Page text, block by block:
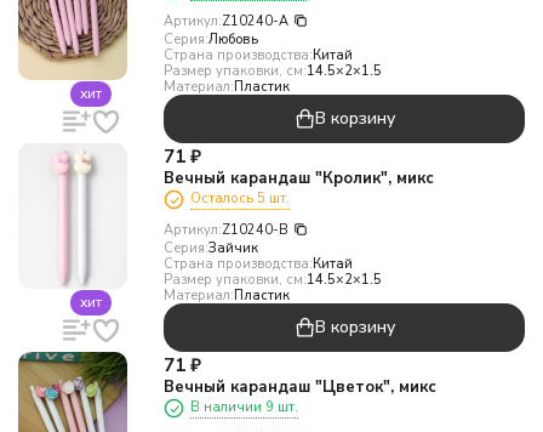
хит
Артикул:Z10240-A
Серия:Любовь
Страна производства:Китай
Размер упаковки, см:14.5×2×1.5
Материал:Пластик
В корзину
хит
71 ₽
Вечный карандаш "Кролик", микс
Осталось 5 шт.
Артикул:Z10240-B
Серия:Зайчик
Страна производства:Китай
Размер упаковки, см:14.5×2×1.5
Материал:Пластик
В корзину
71 ₽
Вечный карандаш "Цветок", микс
В наличии 9 шт.